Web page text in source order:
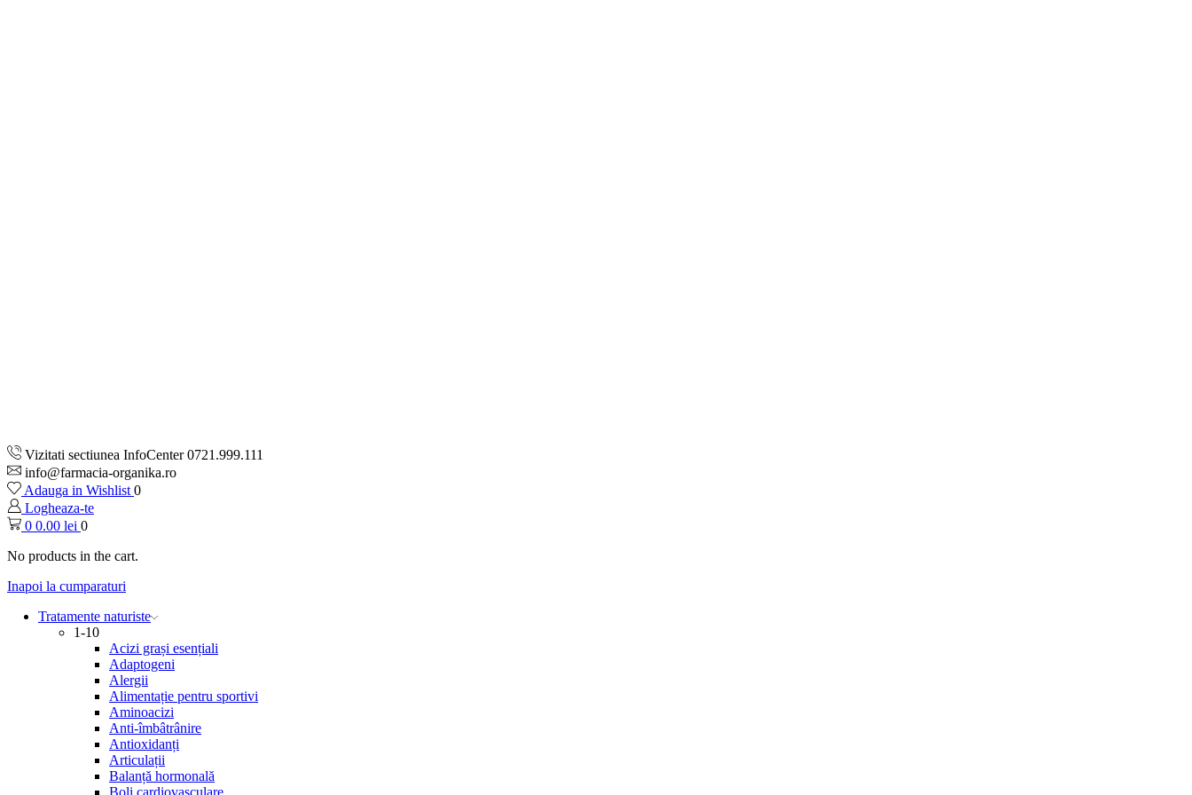
Vizitati sectiunea InfoCenter 0721.999.111
info@farmacia-organika.ro
Adauga in Wishlist 0
Logheaza-te
0 0.00 lei 0
No products in the cart.
Inapoi la cumparaturi
Tratamente naturiste
1-10
Acizi grași esențiali
Adaptogeni
Alergii
Alimentație pentru sportivi
Aminoacizi
Anti-îmbâtrânire
Antioxidanți
Articulații
Balanță hormonală
Boli cardiovasculare